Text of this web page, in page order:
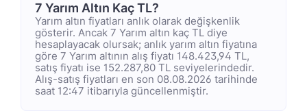
7 Yarım Altın Kaç TL?
Yarım altın fiyatları anlık olarak değişkenlik
gösterir. Ancak 7 Yarım altın kaç TL diye
hesaplayacak olursak; anlık yarım altın fiyatına
göre 7 Yarım altının alış fiyatı 148.423,94 TL,
satış fiyatı ise 152.287,80 TL seviyelerindedir.
Alış-satış fiyatları en son 08.08.2026 tarihinde
saat 12:47 itibarıyla güncellenmiştir.